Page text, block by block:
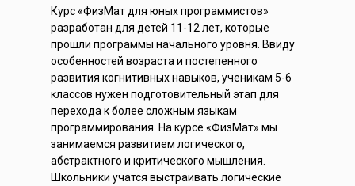
Курс «ФизМат для юных программистов»
разработан для детей 11-12 лет, которые
прошли программы начального уровня. Ввиду
особенностей возраста и постепенного
развития когнитивных навыков, ученикам 5-6
классов нужен подготовительный этап для
перехода к более сложным языкам
программирования. На курсе «ФизМат» мы
занимаемся развитием логического,
абстрактного и критического мышления.
Школьники учатся выстраивать логические